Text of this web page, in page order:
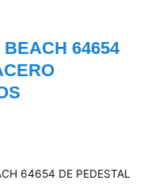
BEACH 64654
64654 DE PEDESTAL